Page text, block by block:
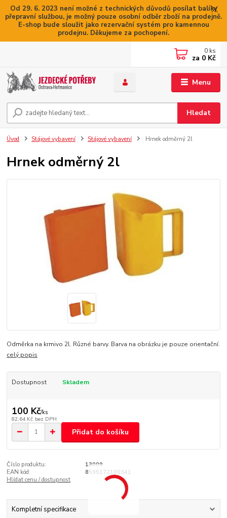
Od 29. 6. 2023 není možné z technických důvodů posílat balíky
přepravní službou, je možný pouze osobní odběr zboží na prodejně.
E-shop bude sloužit jako rezervační systém pro kamennou
prodejnu. Děkujeme za pochopení.
Menu
Hledat
0 ks
za 0 Kč
Úvod Stájové vybavení Stájové vybavení Hrnek odměrný 2l
Hrnek odměrný 2l
Odměrka na krmivo 2l. Různé barvy. Barva na obrázku je pouze orientační.
celý popis
Dostupnost Skladem
100 Kč/ks
82,64 Kč bez DPH
Přidat do košíku
Číslo produktu:
13009
EAN kód:
8595172100341
Hlídat cenu / dostupnost
Kompletní specifikace